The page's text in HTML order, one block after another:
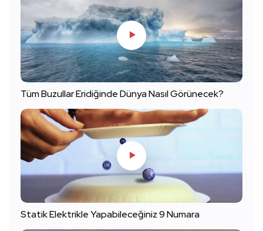
Tüm Buzullar Eridiğinde Dünya Nasıl Görünecek?
Statik Elektrikle Yapabileceğiniz 9 Numara